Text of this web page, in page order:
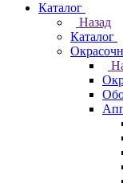
Каталог
Назад
Каталог